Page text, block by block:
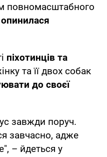
повномасштабного
опинилася
піхотинців та
та її двох собак
до своєї
завжди поруч.
завчасно, адже
– йдеться у